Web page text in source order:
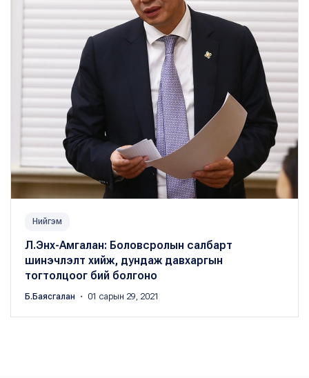
Нийгэм
Л.Энх-Амгалан: Боловсролын салбарт
шинэчлэлт хийж, дундаж давхаргын
тогтолцоог бий болгоно
Б.Баясгалан ・ 01 сарын 29, 2021